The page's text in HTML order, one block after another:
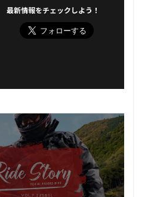
最新情報をチェックしよう！